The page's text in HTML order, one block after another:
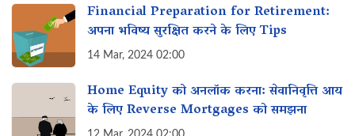
Financial Preparation for Retirement:
अपना भविष्य सुरक्षित करने के लिए Tips
14 Mar, 2024 02:00
Home Equity को अनलॉक करना: सेवानिवृत्ति आय
के लिए Reverse Mortgages को समझना